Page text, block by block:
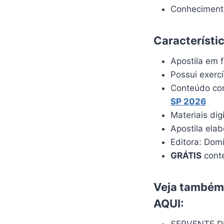
Apostila em
Possui
Conteúdo
SP 2026
Materiais
Apostila
Editora:
GRÁTIS
Veja
AQUI: